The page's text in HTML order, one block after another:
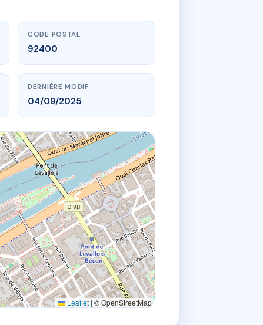
CODE POSTAL
92400
DERNIÈRE MODIF.
04/09/2025
Leaflet | © OpenStreetMap